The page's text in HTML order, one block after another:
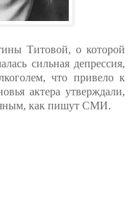
Титовой, о которой
сильная депрессия,
что привело к
актера утверждали,
как пишут СМИ.